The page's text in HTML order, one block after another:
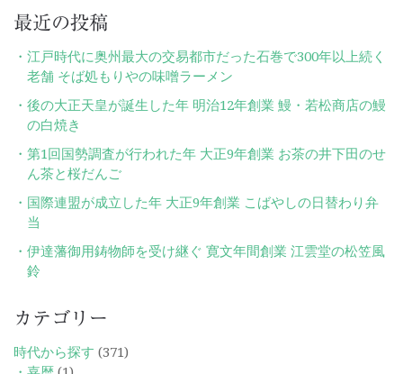
最近の投稿
江戸時代に奥州最大の交易都市だった石巻で300年以上続く
老舗 そば処もりやの味噌ラーメン
後の大正天皇が誕生した年 明治12年創業 鰻・若松商店の鰻
の白焼き
第1回国勢調査が行われた年 大正9年創業 お茶の井下田のせ
ん茶と桜だんご
国際連盟が成立した年 大正9年創業 こばやしの日替わり弁
当
伊達藩御用鋳物師を受け継ぐ 寛文年間創業 江雲堂の松笠風
鈴
カテゴリー
時代から探す (371)